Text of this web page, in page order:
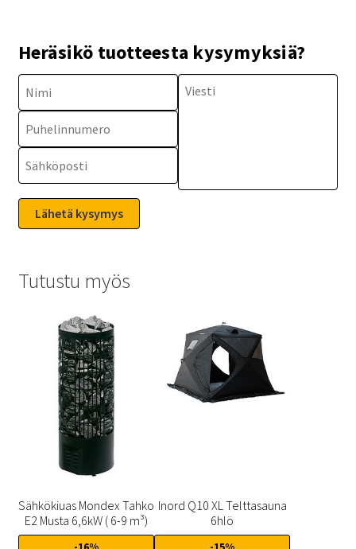
Heräsikö tuotteesta kysymyksiä?
Tutustu myös
Sähkökiuas Mondex Tahko
E2 Musta 6,6kW ( 6-9 m³)
Inord Q10 XL Telttasauna
6hlö